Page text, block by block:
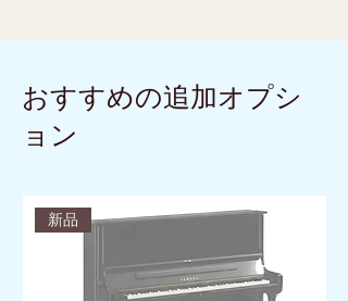
おすすめの追加オプシ
ョン
新品